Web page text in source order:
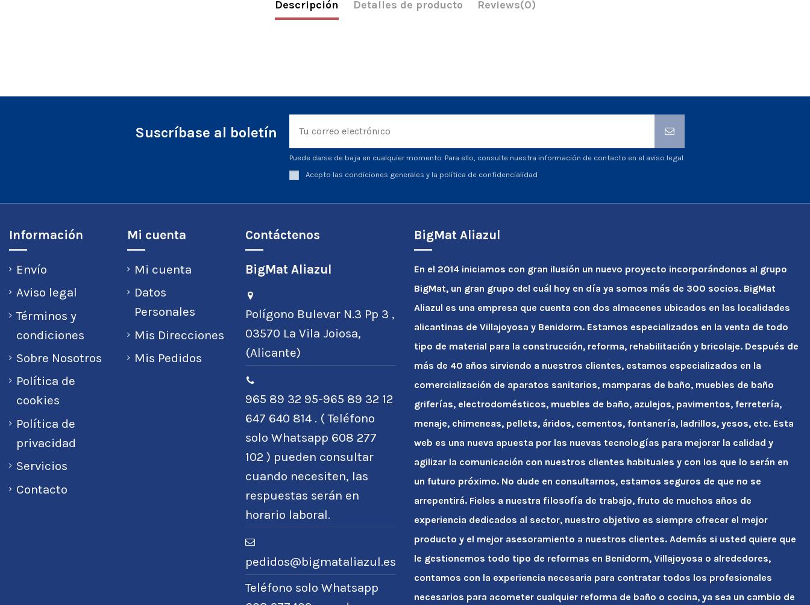
Descripción Detalles de producto Reviews(0)
Suscríbase al boletín
Puede darse de baja en cualquier momento. Para ello, consulte nuestra información de contacto en el aviso legal.
Acepto las condiciones generales y la política de confidencialidad
Información
Envío
Aviso legal
Términos y
condiciones
Sobre Nosotros
Política de
cookies
Política de
privacidad
Servicios
Contacto
Mi cuenta
Mi cuenta
Datos
Personales
Mis Direcciones
Mis Pedidos
Contáctenos
BigMat Aliazul
Polígono Bulevar N.3 Pp 3 ,
03570 La Vila Joiosa,
(Alicante)
965 89 32 95-965 89 32 12
647 640 814 . ( Teléfono
solo Whatsapp 608 277
102 ) pueden consultar
cuando necesiten, las
respuestas serán en
horario laboral.
pedidos@bigmataliazul.es
Teléfono solo Whatsapp
BigMat Aliazul
En el 2014 iniciamos con gran ilusión un nuevo proyecto incorporándonos al grupo
BigMat, un gran grupo del cuál hoy en día ya somos más de 300 socios. BigMat
Aliazul es una empresa que cuenta con dos almacenes ubicados en las localidades
alicantinas de Villajoyosa y Benidorm. Estamos especializados en la venta de todo
tipo de material para la construcción, reforma, rehabilitación y bricolaje. Después de
más de 40 años sirviendo a nuestros clientes, estamos especializados en la
comercialización de aparatos sanitarios, mamparas de baño, muebles de baño
griferías, electrodomésticos, muebles de baño, azulejos, pavimentos, ferretería,
menaje, chimeneas, pellets, áridos, cementos, fontanería, ladrillos, yesos, etc. Esta
web es una nueva apuesta por las nuevas tecnologías para mejorar la calidad y
agilizar la comunicación con nuestros clientes habituales y con los que lo serán en
un futuro próximo. No dude en consultarnos, estamos seguros de que no se
arrepentirá. Fieles a nuestra filosofía de trabajo, fruto de muchos años de
experiencia dedicados al sector, nuestro objetivo es siempre ofrecer el mejor
producto y el mejor asesoramiento a nuestros clientes. Además si usted quiere que
le gestionemos todo tipo de reformas en Benidorm, Villajoyosa o alrededores,
contamos con la experiencia necesaria para contratar todos los profesionales
necesarios para acometer cualquier reforma de baño o cocina, ya sea un cambio de